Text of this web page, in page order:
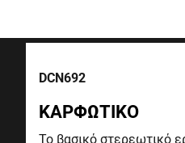
DCN692
ΚΑΡΦΩΤΙΚΟ
Το βασικό στερεωτικό